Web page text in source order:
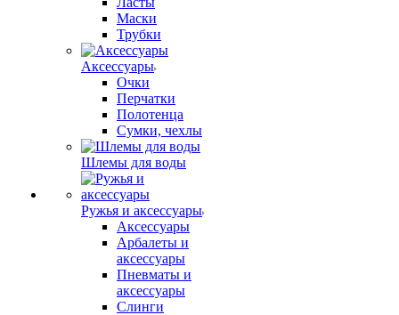
Маски
Трубки
Аксессуары
Очки
Перчатки
Полотенца
Сумки, чехлы
Шлемы для воды
Ружья и аксессуары
Аксессуары
Арбалеты и
аксессуары
Пневматы и
аксессуары
Слинги